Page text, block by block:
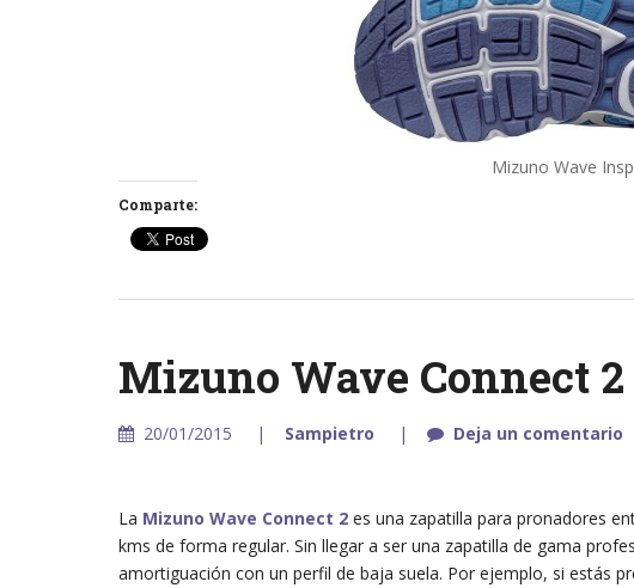
Mizuno Wave
Comparte:
Mizuno Wave Connect 2
20/01/2015 Sampietro Deja un comentario
La Mizuno Wave Connect 2es una zapatilla para pronadores
kms de forma regular. Sin llegar a ser una zapatilla de gama
amortiguación con un perfil de baja suela. Por ejemplo, si estás